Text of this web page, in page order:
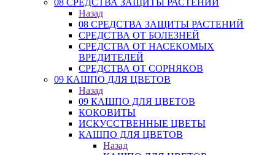
08 СРЕДСТВА ЗАЩИТЫ РАСТЕНИЙ
Назад
08 СРЕДСТВА ЗАЩИТЫ РАСТЕНИЙ
СРЕДСТВА ОТ БОЛЕЗНЕЙ
СРЕДСТВА ОТ НАСЕКОМЫХ
ВРЕДИТЕЛЕЙ
СРЕДСТВА ОТ СОРНЯКОВ
09 КАШПО ДЛЯ ЦВЕТОВ
Назад
09 КАШПО ДЛЯ ЦВЕТОВ
КОКОВИТЫ
ИСКУССТВЕННЫЕ ЦВЕТЫ
КАШПО ДЛЯ ЦВЕТОВ
Назад